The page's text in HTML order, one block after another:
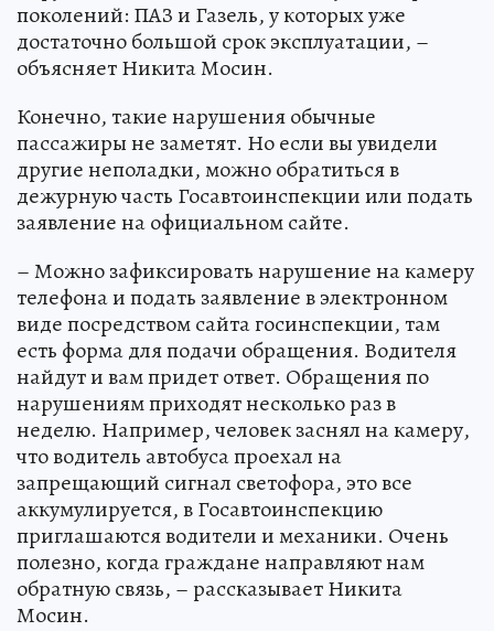
поколений: ПАЗ и Газель, у которых уже
достаточно большой срок эксплуатации, –
объясняет Никита Мосин.
Конечно, такие нарушения обычные
пассажиры не заметят. Но если вы увидели
другие неполадки, можно обратиться в
дежурную часть Госавтоинспекции или подать
заявление на официальном сайте.
– Можно зафиксировать нарушение на камеру
телефона и подать заявление в электронном
виде посредством сайта госинспекции, там
есть форма для подачи обращения. Водителя
найдут и вам придет ответ. Обращения по
нарушениям приходят несколько раз в
неделю. Например, человек заснял на камеру,
что водитель автобуса проехал на
запрещающий сигнал светофора, это все
аккумулируется, в Госавтоинспекцию
приглашаются водители и механики. Очень
полезно, когда граждане направляют нам
обратную связь, – рассказывает Никита
Мосин.